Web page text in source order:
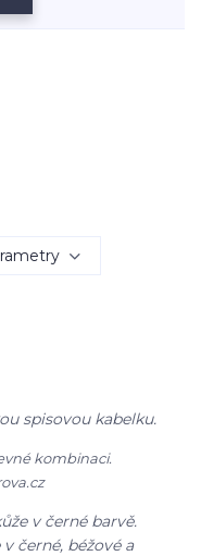
spisovou kabelku.
kombinaci.
v černé barvě.
černé, béžové a